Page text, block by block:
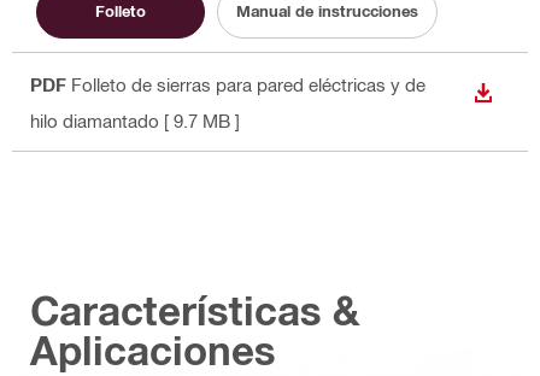
Folleto Manual de instrucciones
PDF Folleto de sierras para pared eléctricas y de
hilo diamantado [ 9.7 MB ]
Características &
Aplicaciones